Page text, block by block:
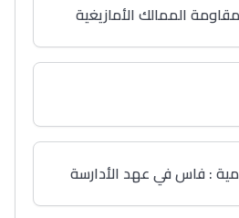
الممالك الأمازيغية
: فاس في عهد الأدارسة